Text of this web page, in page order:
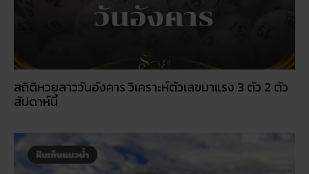
สถิติหวยลาววันอังคาร วิเคราะห์ตัวเลขมาแรง 3 ตัว 2 ตัว
สัปดาห์นี้